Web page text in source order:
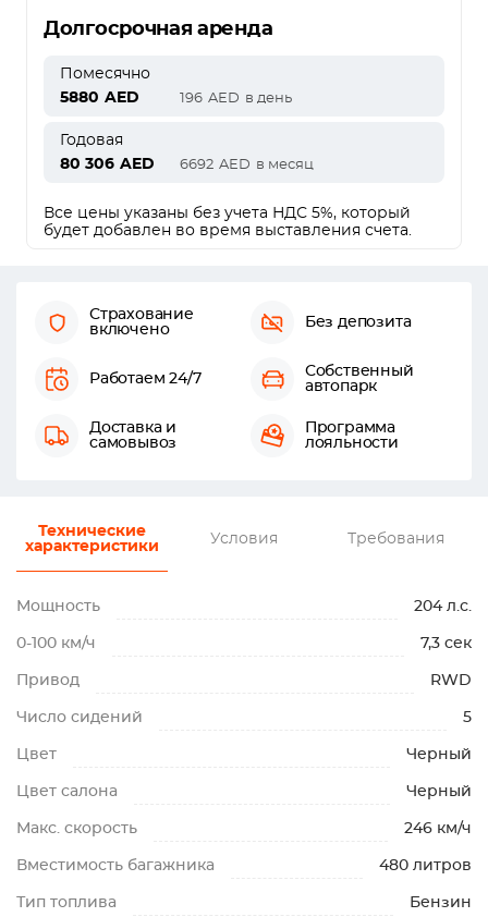
Долгосрочная аренда
Помесячно
5880 AED 196 AED в день
Годовая
80 306 AED 6692 AED в месяц
Все цены указаны без учета НДС 5%, который
будет добавлен во время выставления счета.
Страхование
включено
Без депозита
Работаем 24/7
Собственный
автопарк
Доставка и
самовывоз
Программа
лояльности
Технические
характеристики
Условия Требования
Мощность 204 л.с.
0-100 км/ч 7,3 сек
Привод RWD
Число сидений 5
Цвет Черный
Цвет салона Черный
Макс. скорость 246 км/ч
Вместимость багажника 480 литров
Тип топлива Бензин